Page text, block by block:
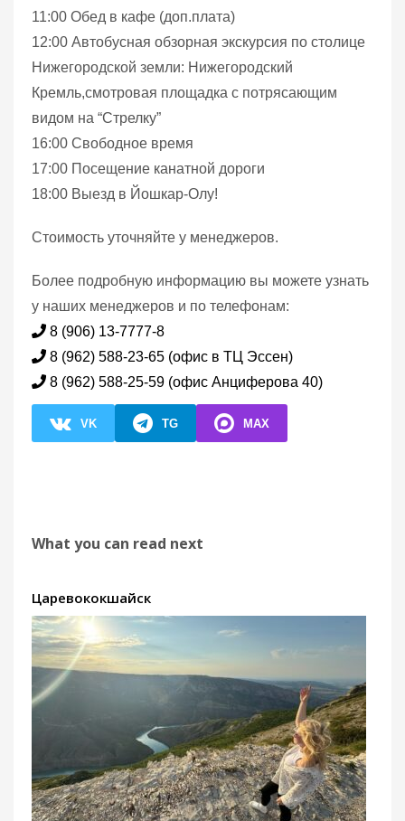
11:00 Обед в кафе (доп.плата)
12:00 Автобусная обзорная экскурсия по столице
Нижегородской земли: Нижегородский
Кремль,смотровая площадка с потрясающим
видом на “Стрелку”
16:00 Свободное время
17:00 Посещение канатной дороги
18:00 Выезд в Йошкар-Олу!
Стоимость уточняйте у менеджеров.
Более подробную информацию вы можете узнать
у наших менеджеров и по телефонам:
8 (906) 13-7777-8
8 (962) 588-23-65 (офис в ТЦ Эссен)
8 (962) 588-25-59 (офис Анциферова 40)
VK TG MAX
What you can read next
Царевококшайск